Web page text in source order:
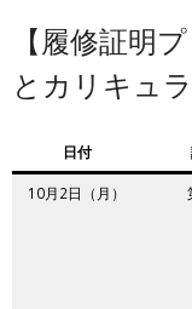
【履修証明
とカリキュラ
日付
10月2日（月）